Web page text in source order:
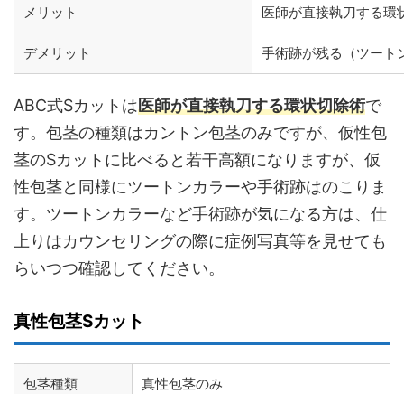
メリット 医師が直接執刀する環
デメリット 手術跡が残る（ツート
ABC式Sカットは医師が直接執刀する環状切除術で
す。包茎の種類はカントン包茎のみですが、仮性包
茎のSカットに比べると若干高額になりますが、仮
性包茎と同様にツートンカラーや手術跡はのこりま
す。ツートンカラーなど手術跡が気になる方は、仕
上りはカウンセリングの際に症例写真等を見せても
らいつつ確認してください。
真性包茎Sカット
包茎種類 真性包茎のみ